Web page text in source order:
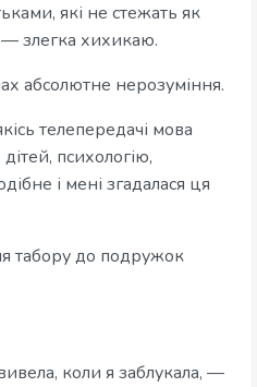
які не стежать як
злегка хихикаю.
абсолютне нерозуміння.
телепередачі мова
психологію,
і мені згадалася ця
табору до подружок
коли я заблукала, —